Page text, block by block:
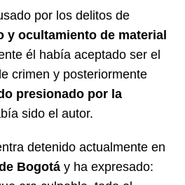
por los delitos de
y ocultamiento de material
él había aceptado ser el
crimen y posteriormente
presionado por la
sido el autor.
detenido actualmente en
Bogotá y ha expresado: